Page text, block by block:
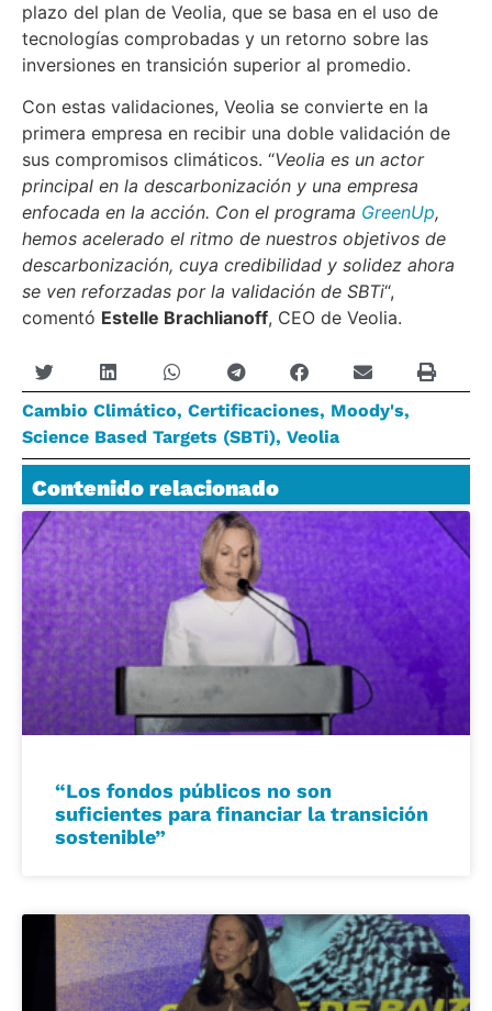
plazo del plan de Veolia, que se basa en el uso de
tecnologías comprobadas y un retorno sobre las
inversiones en transición superior al promedio.
Con estas validaciones, Veolia se convierte en la
primera empresa en recibir una doble validación de
sus compromisos climáticos. “Veolia es un actor
principal en la descarbonización y una empresa
enfocada en la acción. Con el programa GreenUp,
hemos acelerado el ritmo de nuestros objetivos de
descarbonización, cuya credibilidad y solidez ahora
se ven reforzadas por la validación de SBTi“,
comentó Estelle Brachlianoff, CEO de Veolia.
Cambio Climático, Certificaciones, Moody's,
Science Based Targets (SBTi), Veolia
Contenido relacionado
“Los fondos públicos no son
suficientes para financiar la transición
sostenible”